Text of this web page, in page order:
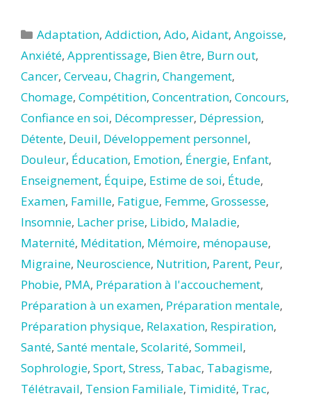
Catégories
Adaptation,Addiction,Ado,Aidant,Angoisse,
Anxiété, Apprentissage, Bien être, Burn out,
Cancer, Cerveau, Chagrin, Changement,
Chomage, Compétition, Concentration, Concours,
Confiance en soi, Décompresser, Dépression,
Détente, Deuil, Développement personnel,
Douleur, Éducation, Emotion, Énergie, Enfant,
Enseignement, Équipe, Estime de soi, Étude,
Examen, Famille, Fatigue, Femme, Grossesse,
Insomnie, Lacher prise, Libido, Maladie,
Maternité, Méditation, Mémoire, ménopause,
Migraine, Neuroscience, Nutrition, Parent, Peur,
Phobie, PMA, Préparation à l'accouchement,
Préparation à un examen, Préparation mentale,
Préparation physique, Relaxation, Respiration,
Santé, Santé mentale, Scolarité, Sommeil,
Sophrologie, Sport, Stress, Tabac, Tabagisme,
Télétravail, Tension Familiale, Timidité, Trac,